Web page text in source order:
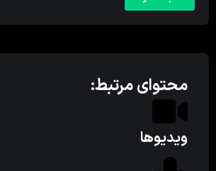
محتوای مرتبط:
ویدیوها